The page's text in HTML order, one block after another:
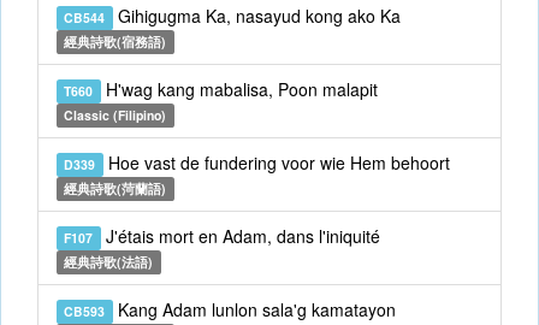
CB544 Gihigugma Ka, nasayud kong ako Ka
經典詩歌(宿務語)
T660 H'wag kang mabalisa, Poon malapit
Classic (Filipino)
D339 Hoe vast de fundering voor wie Hem behoort
經典詩歌(菏蘭語)
F107 J'étais mort en Adam, dans l'iniquité
經典詩歌(法語)
CB593 Kang Adam lunlon sala'g kamatayon